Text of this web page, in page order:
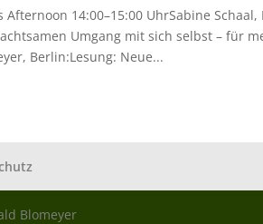
Afternoon 14:00–15:00 UhrSabine
Umgang mit sich selbst – für
Berlin:Lesung: Neue...
Blomeyer